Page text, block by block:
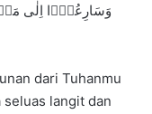
dari Tuhanmu
langit dan